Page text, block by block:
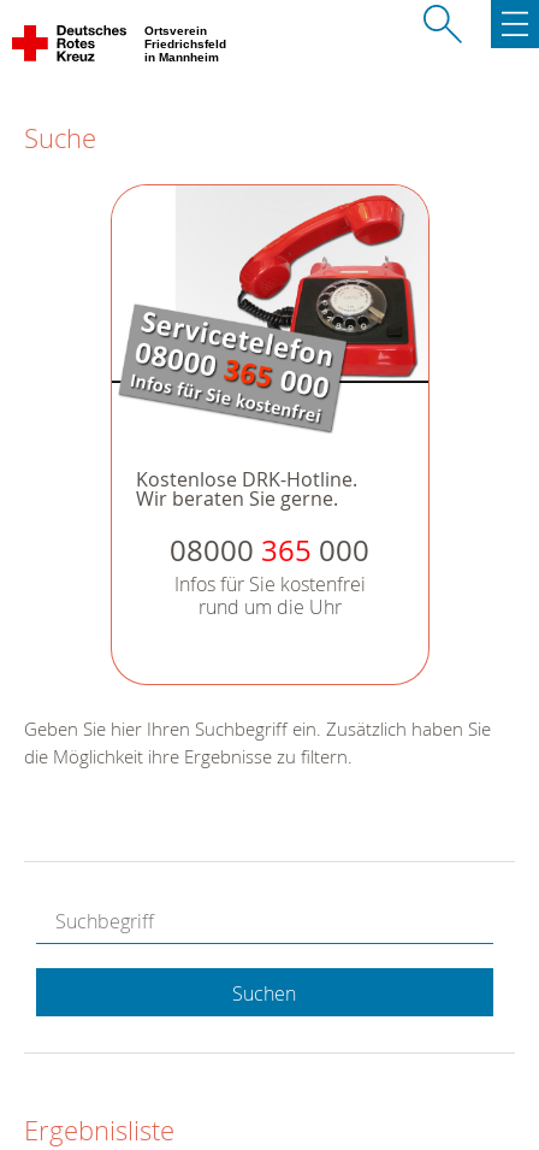
Ortsverein
Friedrichsfeld
in Mannheim
Suche
Kostenlose DRK-Hotline.
Wir beraten Sie gerne.
08000 365 000
Infos für Sie kostenfrei
rund um die Uhr
Geben Sie hier Ihren Suchbegriff ein. Zusätzlich haben Sie
die Möglichkeit ihre Ergebnisse zu filtern.
Suchen
Ergebnisliste